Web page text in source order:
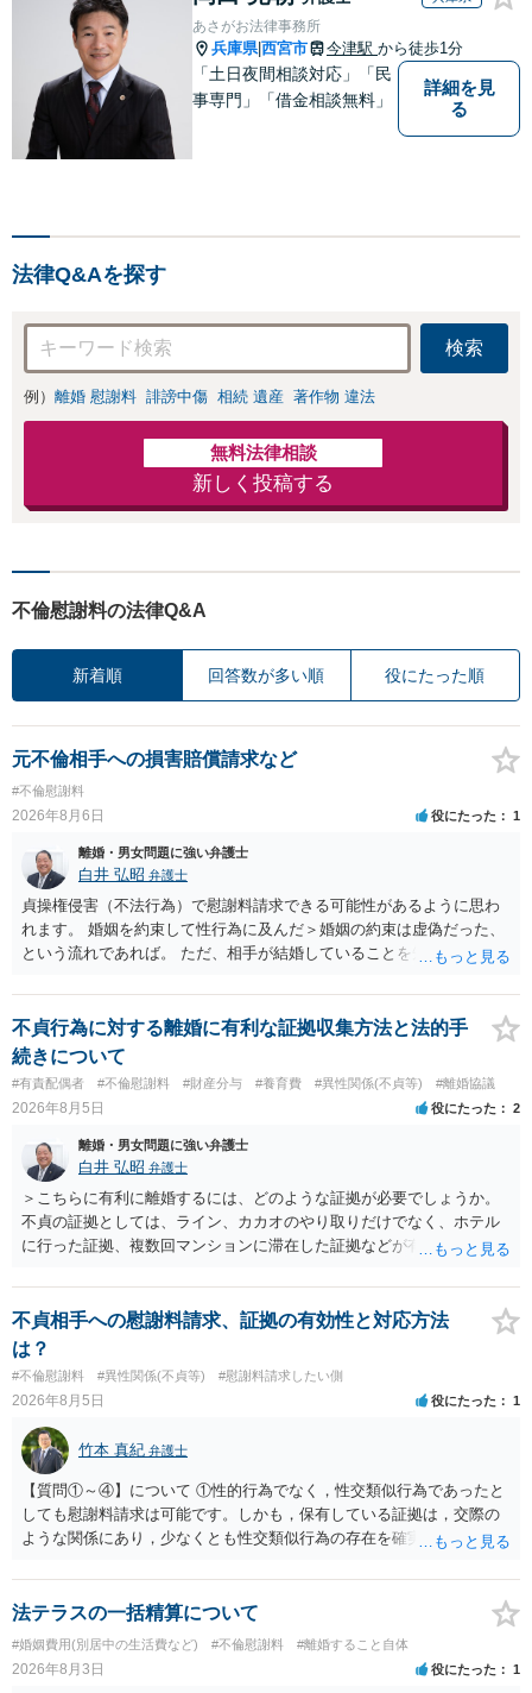
安があるのか、何
を解決したいのか
を正確に読み取り
ます。【東京都在
住以外の方も対
あさがお法律事務所
兵庫県|西宮市 今津駅 から徒歩1分
「土日夜間相談対応」「民
事専門」「借金相談無料」
詳細を見
る
法律Q&Aを探す
検索
例） 離婚 慰謝料 誹謗中傷 相続 遺産 著作物 違法
無料法律相談
新しく投稿する
不倫慰謝料の法律Q&A
新着順 回答数が多い順 役にたった順
元不倫相手への損害賠償請求など
#不倫慰謝料
2026年8月6日 役にたった 1
離婚・男女問題に強い弁護士
白井 弘昭 弁護士
貞操権侵害（不法行為）で慰謝料請求できる可能性があるように思わ
れます。 婚姻を約束して性行為に及んだ＞婚姻の約束は虚偽だった、
という流れであれば。 ただ、相手が結婚していることを知って行為に
性も認められそうですので、あまり慰謝料は高額にならないように思
われます。 一度、最寄りの弁護士に相談してみてください。
不貞行為に対する離婚に有利な証拠収集方法と法的手
続きについて
#有責配偶者 #不倫慰謝料 #財産分与 #養育費 #異性関係(不貞等) #離婚協議
2026年8月5日 役にたった 2
離婚・男女問題に強い弁護士
白井 弘昭 弁護士
＞こちらに有利に離婚するには、どのような証拠が必要でしょうか。
不貞の証拠としては、ライン、カカオのやり取りだけでなく、ホテル
に行った証拠、複数回マンションに滞在した証拠などが有効です。 不
婚する、慰謝料をとるなど）ことができると思われます。 ただし、不
貞発覚後、長期間同居を続けると、不貞を許したとの評価につながる
場合がありますので、ご注意ください。 以上、ご参考まで。
不貞相手への慰謝料請求、証拠の有効性と対応方法
は？
#不倫慰謝料 #異性関係(不貞等) #慰謝料請求したい側
2026年8月5日 役にたった 1
竹本 真紀 弁護士
【質問①～④】について ①性的行為でなく，性交類似行為であったと
しても慰謝料請求は可能です。しかも，保有している証拠は，交際の
ような関係にあり，少なくとも性交類似行為の存在を確実に証明でき
ことを窺わせるものです。）。ですから，慰謝料請求を進めることで
よいと思います。 ただ．慰謝料額については，婚姻破綻に至っていな
いとして，この点を考慮されることになるかもしれません。 ②夫との
今後のことを考えて書いてもらうか否かを検討するのがよいと思いま
す。今ある証拠以上のことを証明（証明力を強めることも含む）でき
法テラスの一括精算について
#婚姻費用(別居中の生活費など) #不倫慰謝料 #離婚すること自体
2026年8月3日 役にたった 1